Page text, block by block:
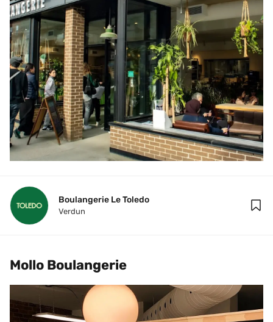
Boulangerie Le Toledo
Verdun
Mollo Boulangerie